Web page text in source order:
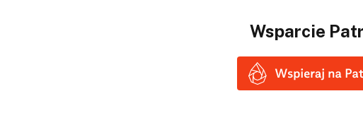
Wsparcie